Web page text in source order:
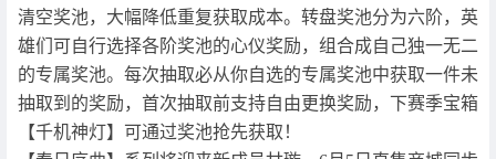
清空奖池，大幅降低重复获取成本。转盘奖池分为六阶，英
雄们可自行选择各阶奖池的心仪奖励，组合成自己独一无二
的专属奖池。每次抽取必从你自选的专属奖池中获取一件未
抽取到的奖励，首次抽取前支持自由更换奖励，下赛季宝箱
【千机神灯】可通过奖池抢先获取！